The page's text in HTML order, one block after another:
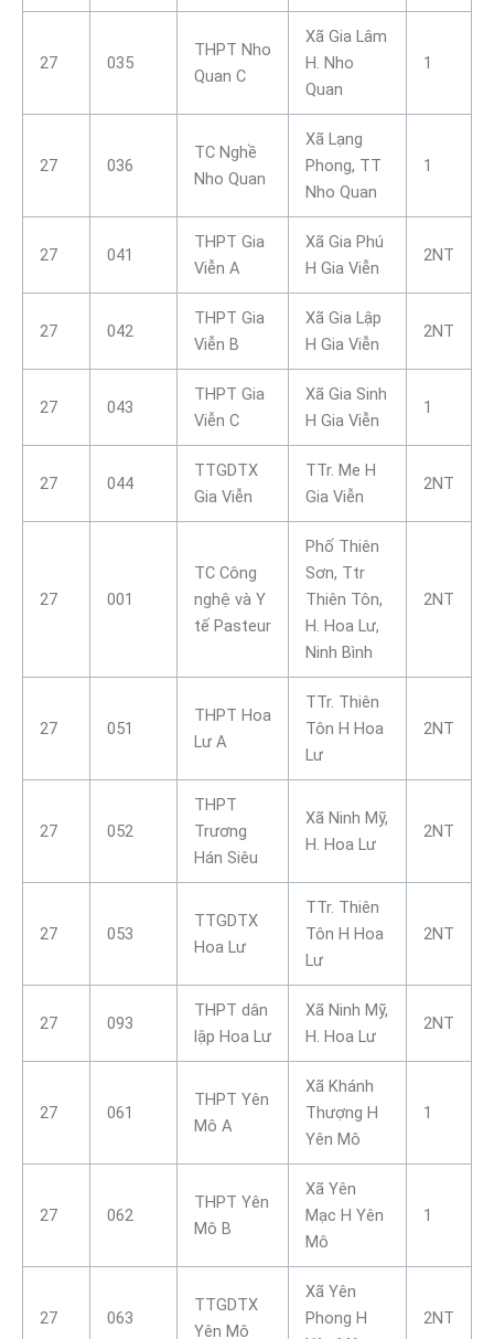
27 035
THPT Nho
Quan C
Xã Gia Lâm
H. Nho
Quan
1
27 036
TC Nghề
Nho Quan
Xã Lạng
Phong, TT
Nho Quan
1
27 041
THPT Gia
Viễn A
Xã Gia Phú
H Gia Viễn
2NT
27 042
THPT Gia
Viễn B
Xã Gia Lập
H Gia Viễn
2NT
27 043
THPT Gia
Viễn C
Xã Gia Sinh
H Gia Viễn
1
27 044
TTGDTX
Gia Viễn
TTr. Me H
Gia Viễn
2NT
27 001
TC Công
nghệ và Y
tế Pasteur
Phố Thiên
Sơn, Ttr
Thiên Tôn,
H. Hoa Lư,
Ninh Bình
2NT
27 051
THPT Hoa
Lư A
TTr. Thiên
Tôn H Hoa
Lư
2NT
27 052
THPT
Trương
Hán Siêu
Xã Ninh Mỹ,
H. Hoa Lư
2NT
27 053
TTGDTX
Hoa Lư
TTr. Thiên
Tôn H Hoa
Lư
2NT
27 093
THPT dân
lập Hoa Lư
Xã Ninh Mỹ,
H. Hoa Lư
2NT
27 061
THPT Yên
Mô A
Xã Khánh
Thượng H
Yên Mô
1
27 062
THPT Yên
Mô B
Xã Yên
Mạc H Yên
Mô
1
27 063
TTGDTX
Yên Mô
Xã Yên
Phong H
2NT